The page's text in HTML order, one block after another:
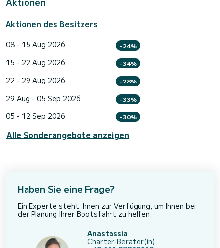
Aktionen des Besitzers
08 - 15 Aug 2026 -24%
15 - 22 Aug 2026 -34%
22 - 29 Aug 2026 -28%
29 Aug - 05 Sep 2026 -33%
05 - 12 Sep 2026 -30%
Alle Sonderangebote anzeigen
Haben Sie eine Frage?
Ein Experte steht Ihnen zur Verfügung, um Ihnen bei
der Planung Ihrer Bootsfahrt zu helfen.
Anastassia
Charter-Berater(in)